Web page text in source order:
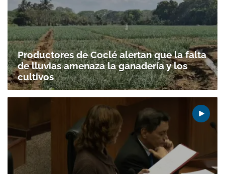
Productores de Coclé alertan que la falta
de lluvias amenaza la ganadería y los
cultivos